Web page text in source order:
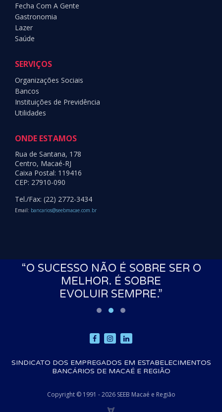
Fecha Com A Gente
Gastronomia
Lazer
Saúde
SERVIÇOS
Organizações Sociais
Bancos
Instituições de Previdência
Utilidades
ONDE ESTAMOS
Rua de Santana, 178
Centro, Macaé-RJ
Caixa Postal: 119416
CEP: 27910-090
Tel./Fax: (22) 2772-3434
Email: bancarios@seebmacae.com.br
“O SUCESSO NÃO É SOBRE SER O
MELHOR. É SOBRE
EVOLUIR SEMPRE.”
SINDICATO DOS EMPREGADOS EM ESTABELECIMENTOS
BANCÁRIOS DE MACAÉ E REGIÃO
Copyright © 1991 - 2026 SEEB Macaé e Região